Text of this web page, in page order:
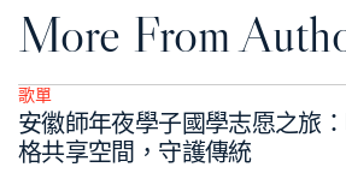
More From
Posted
in
歌單
安徽師年夜學子國學志愿之旅
格共享空間，守護傳統